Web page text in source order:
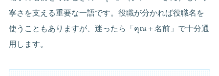
寧さを支える重要な一語です。役職が分かれば役職名を
使うこともありますが、迷ったら「คุณ＋名前」で十分通
用します。